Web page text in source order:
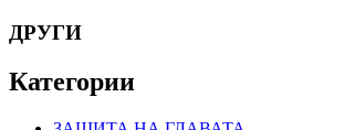
ДРУГИ
Категории